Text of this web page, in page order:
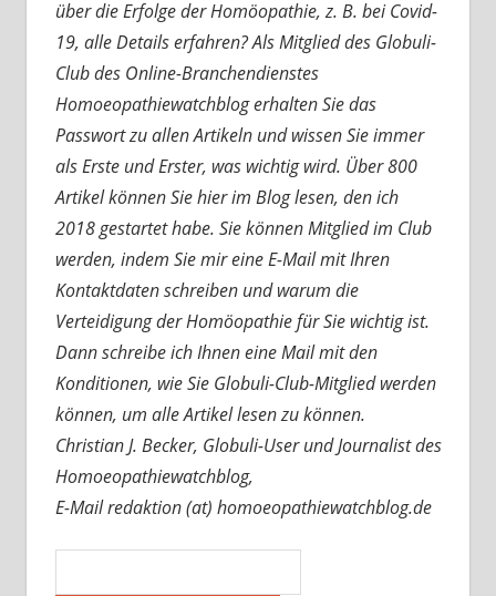
über die Erfolge der Homöopathie, z. B. bei Covid-
19, alle Details erfahren? Als Mitglied des Globuli-
Club des Online-Branchendienstes
Homoeopathiewatchblog erhalten Sie das
Passwort zu allen Artikeln und wissen Sie immer
als Erste und Erster, was wichtig wird. Über 800
Artikel können Sie hier im Blog lesen, den ich
2018 gestartet habe. Sie können Mitglied im Club
werden, indem Sie mir eine E-Mail mit Ihren
Kontaktdaten schreiben und warum die
Verteidigung der Homöopathie für Sie wichtig ist.
Dann schreibe ich Ihnen eine Mail mit den
Konditionen, wie Sie Globuli-Club-Mitglied werden
können, um alle Artikel lesen zu können.
Christian J. Becker, Globuli-User und Journalist des
Homoeopathiewatchblog,
E-Mail redaktion (at) homoeopathiewatchblog.de